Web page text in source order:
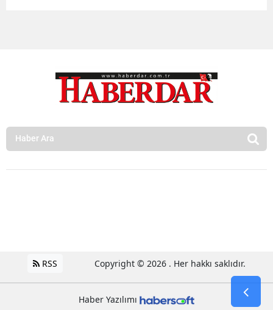
RSS Copyright © 2026 . Her hakkı saklıdır.
Haber Yazılımı